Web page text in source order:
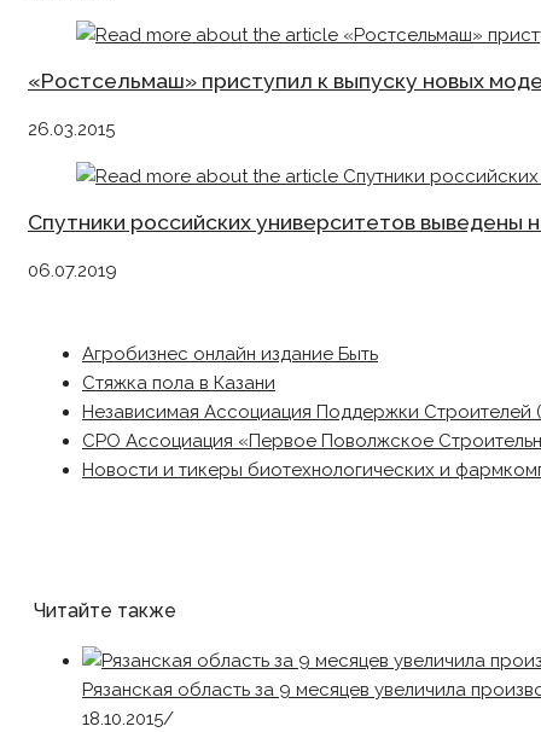
«Ростсельмаш» приступил к выпуску новых
26.03.2015
Спутники российских университетов выведены
06.07.2019
Агробизнес онлайн издание Быть
Стяжка пола в Казани
Независимая Ассоциация Поддержки Строителей
СРО Ассоциация «Первое Поволжское
Новости и тикеры биотехнологических и
Читайте также
Рязанская область за 9 месяцев увеличила
18.10.2015/